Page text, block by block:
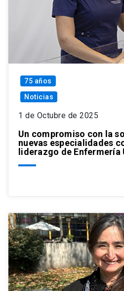
75 años
Noticias
1 de Octubre de 2025
Un compromiso con la
nuevas especialidades
liderazgo de Enfermería